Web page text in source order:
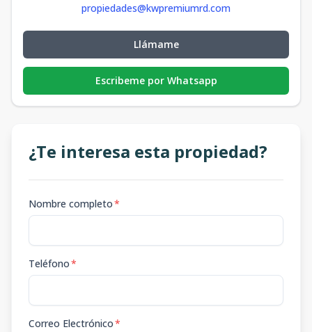
propiedades@kwpremiumrd.com
Llámame
Escribeme por Whatsapp
¿Te interesa esta propiedad?
Nombre completo*
Teléfono*
Correo Electrónico*